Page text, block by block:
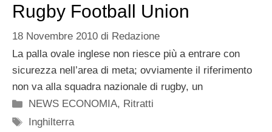
Rugby Football Union
18 Novembre 2010 di Redazione
La palla ovale inglese non riesce più a entrare con
sicurezza nell’area di meta; ovviamente il riferimento
non va alla squadra nazionale di rugby, un
Categorie
NEWS ECONOMIA, Ritratti
Tag
Inghilterra